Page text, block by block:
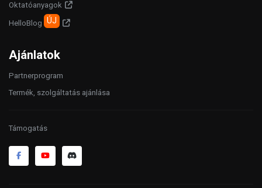
Oktatóanyagok
HelloBlog ÚJ
Ajánlatok
Partnerprogram
Termék, szolgáltatás ajánlása
Támogatás